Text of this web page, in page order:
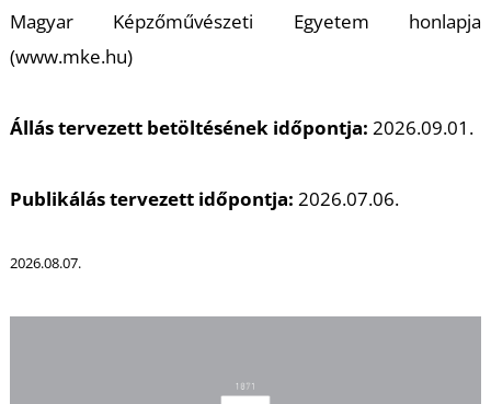
Magyar Képzőművészeti Egyetem honlapja
(www.mke.hu)
Állás tervezett betöltésének időpontja: 2026.09.01.
Publikálás tervezett időpontja: 2026.07.06.
2026.08.07.